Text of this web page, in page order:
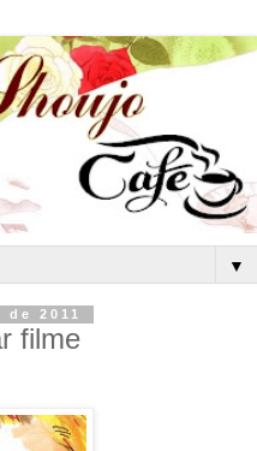
▼
2011
filme